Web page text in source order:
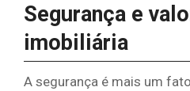
Segurança e
imobiliária
A segurança é mais um